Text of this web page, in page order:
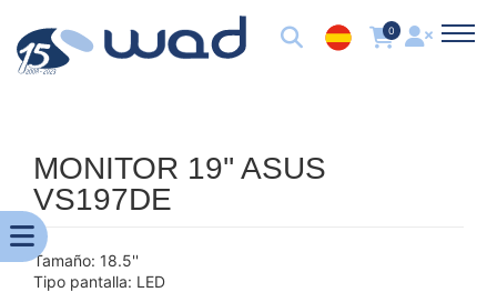
0
MONITOR 19'' ASUS
VS197DE
Tamaño: 18.5''
Tipo pantalla: LED